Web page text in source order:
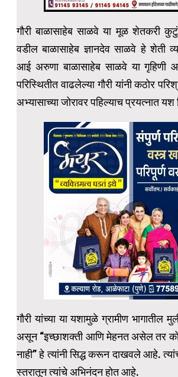
गौरी बाळासाहेब साळवे या मूळ शेतकरी
वडील बाळासाहेब ज्ञानदेव साळवे हे शेती
आई अरुणा बाळासाहेब साळवे या गृहिणी
परिस्थितीत वाढलेल्या गौरी यांनी कठोर
अभ्यासाच्या जोरावर पहिल्याच प्रयत्नात
गौरी यांच्या या यशामुळे ग्रामीण भागातील
असून “इच्छाशक्ती आणि मेहनत असेल तर
नाही” हे त्यांनी सिद्ध करून दाखवले आहे.
स्तरातून त्यांचे अभिनंदन होत आहे.